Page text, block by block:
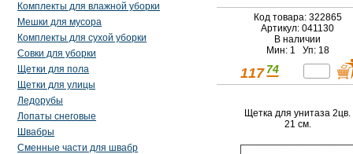
Комплекты для влажной уборки
Мешки для мусора
Комплекты для сухой уборки
Совки для уборки
Щетки для пола
Щетки для улицы
Ледорубы
Лопаты снеговые
Швабры
Сменные части для швабр
Код товара: 322865
Артикул: 041130
В наличии
Мин: 1 Уп: 18
117 74
Щетка для унитаза 2цв.
21 см.